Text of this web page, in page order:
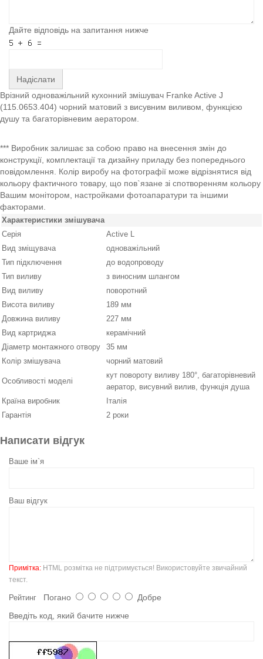
Дайте відповідь на запитання нижче
Надіслати
Врізний одноважільний кухонний змішувач Franke Active J
(115.0653.404) чорний матовий з висувним виливом, функцією
душу та багаторівневим аератором.
*** Виробник залишає за собою право на внесення змін до
конструкції, комплектації та дизайну приладу без попереднього
повідомлення. Колір виробу на фотографії може відрізнятися від
кольору фактичного товару, що пов`язане зі спотворенням кольору
Вашим монітором, настройками фотоапаратури та іншими
факторами.
Характеристики змішувача
Серія
Active L
Вид зміщувача
одноважільний
Тип підключення
до водопроводу
Тип виливу
з виносним шлангом
Вид виливу
поворотний
Висота виливу
189 мм
Довжина виливу
227 мм
Вид картриджа
керамічний
Діаметр монтажного отвору
35 мм
Колір змішувача
чорний матовий
Особливості моделі
кут повороту виливу 180°, багаторівневий
аератор, висувний вилив, функція душа
Країна виробник
Італія
Гарантія
2 роки
Написати відгук
Ваше ім`я
Ваш відгук
Примітка: HTML розмітка не підтримується! Використовуйте звичайний
текст.
Рейтинг Погано
Добре
Введіть код, який бачите нижче